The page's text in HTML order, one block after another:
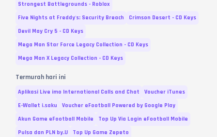
Strongest Battlegrounds - Roblox
Five Nights at Freddy's: Security Breach
Crimson Desert - CD Keys
Devil May Cry 5 - CD Keys
Mega Man Star Force Legacy Collection - CD Keys
Mega Man X Legacy Collection - CD Keys
Termurah hari ini
Aplikasi Live imo International Calls and Chat
Voucher iTunes
E-Wallet i.saku
Voucher eFootball Powered by Google Play
Akun Game eFootball Mobile
Top Up Via Login eFootball Mobile
Pulsa dan PLN by.U
Top Up Game Zepeto